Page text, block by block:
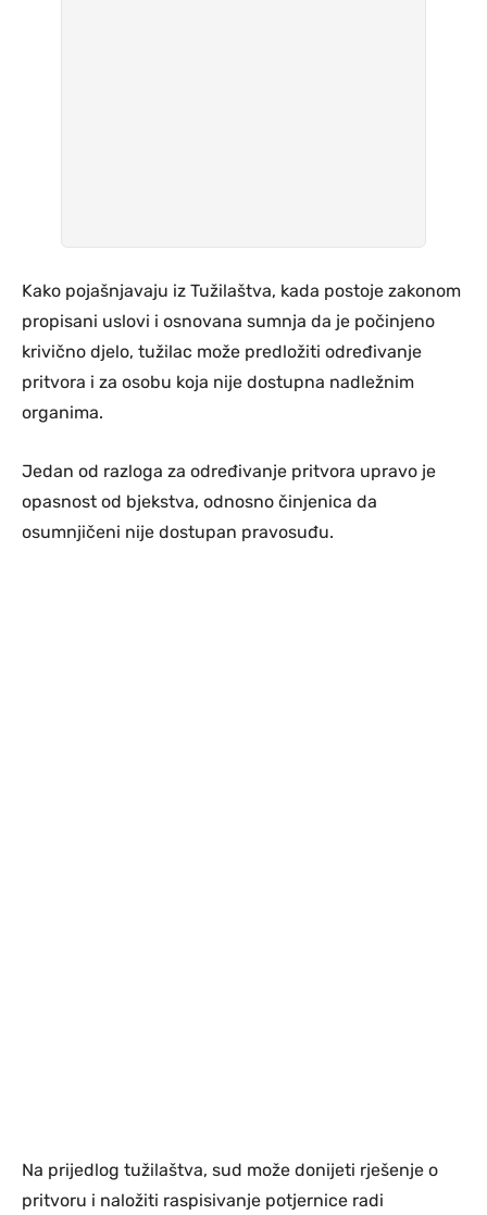
Kako pojašnjavaju iz Tužilaštva, kada postoje zakonom
propisani uslovi i osnovana sumnja da je počinjeno
krivično djelo, tužilac može predložiti određivanje
pritvora i za osobu koja nije dostupna nadležnim
organima.
Jedan od razloga za određivanje pritvora upravo je
opasnost od bjekstva, odnosno činjenica da
osumnjičeni nije dostupan pravosuđu.
Na prijedlog tužilaštva, sud može donijeti rješenje o
pritvoru i naložiti raspisivanje potjernice radi